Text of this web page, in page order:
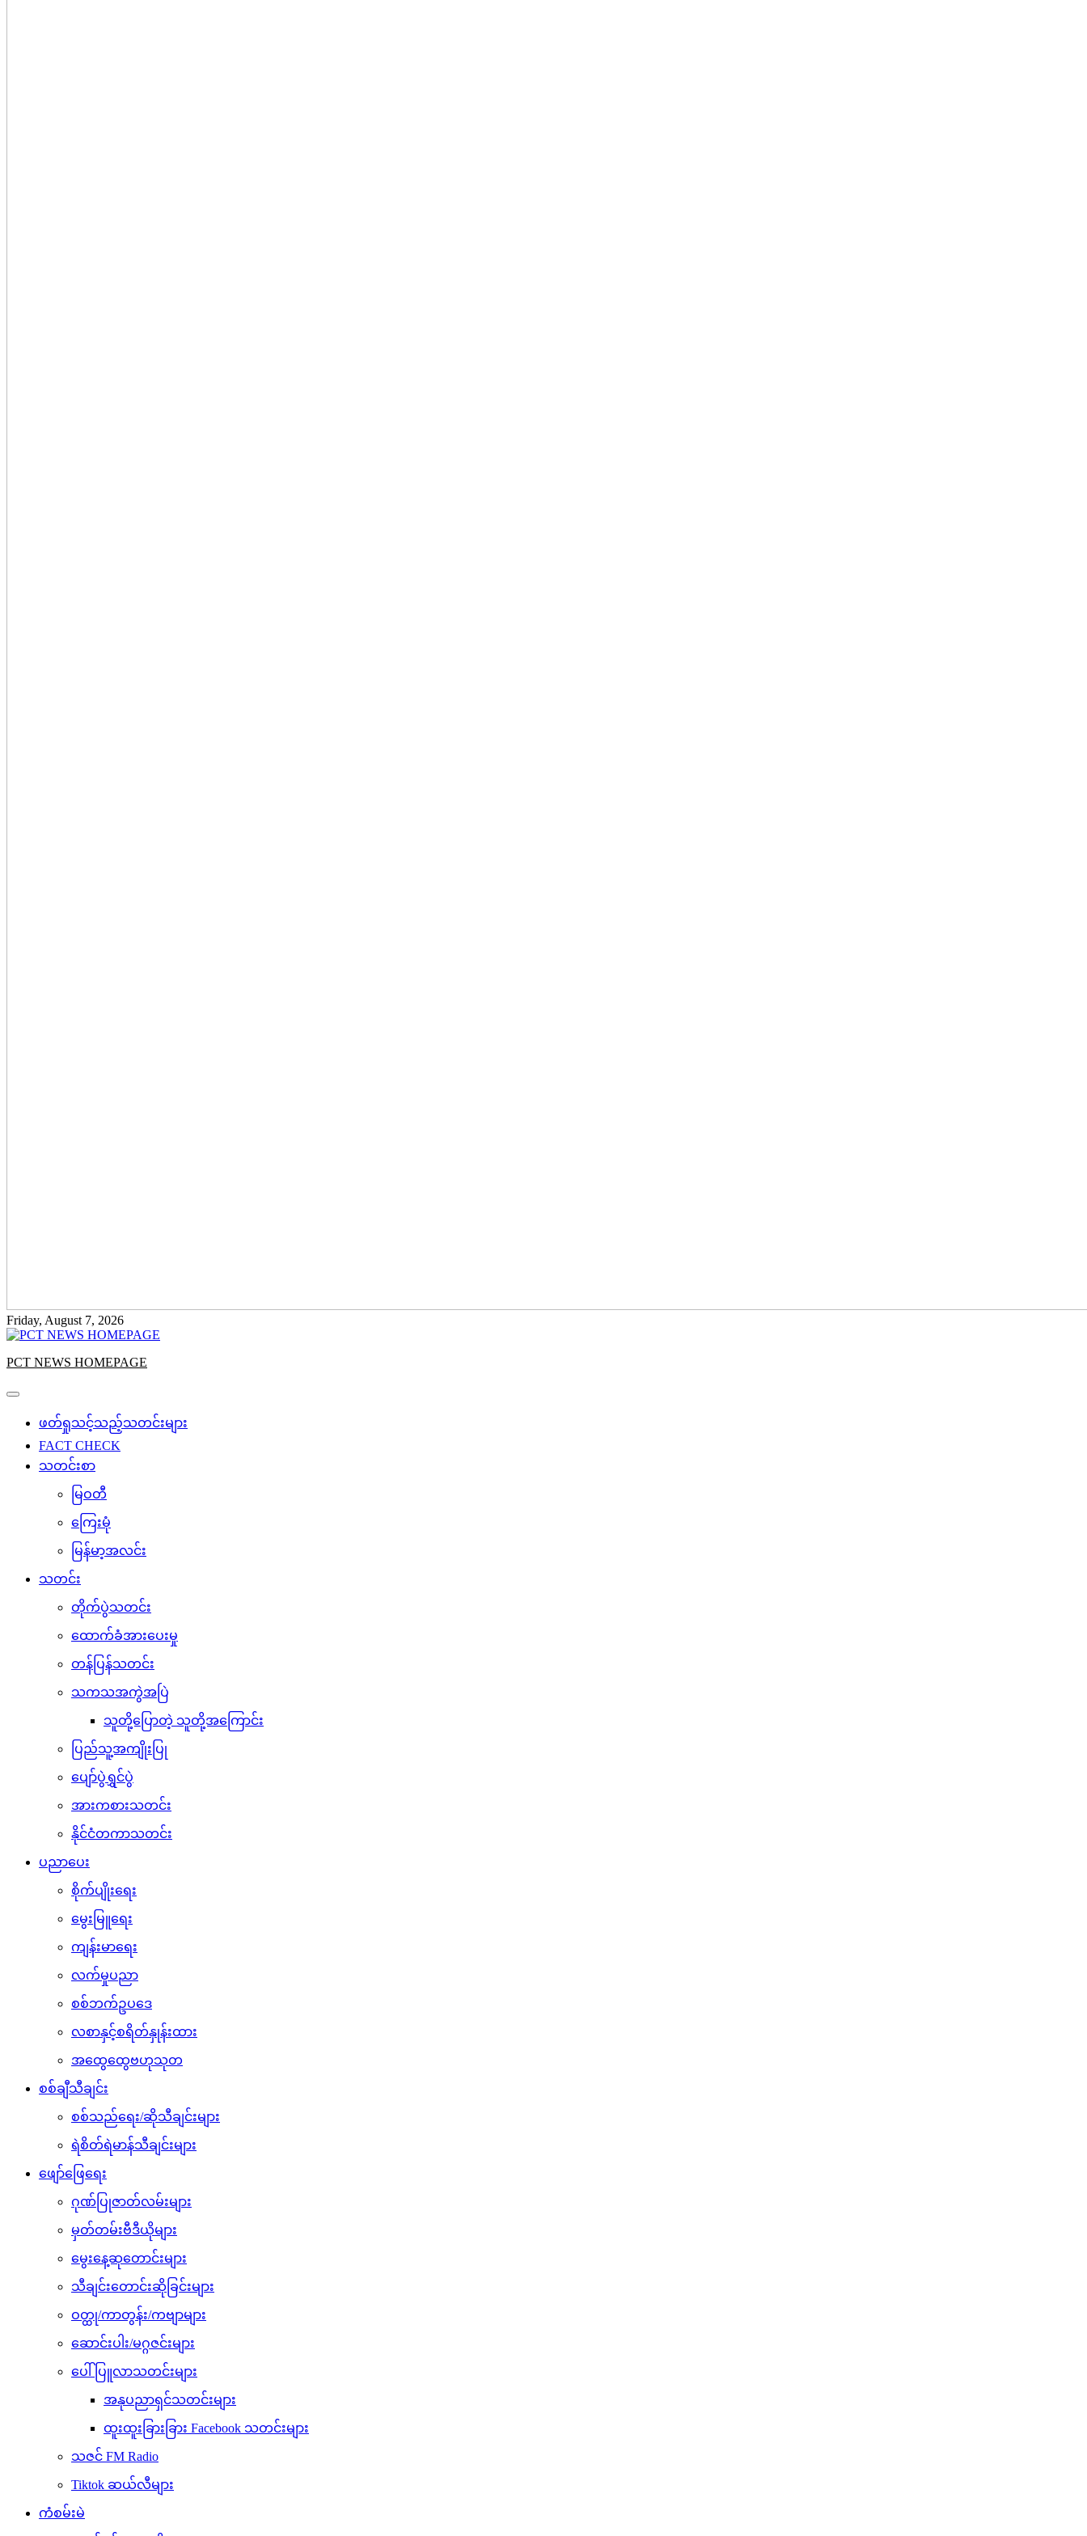
Friday, August 7, 2026
PCT NEWS HOMEPAGE
ဖတ်ရှုသင့်သည့်သတင်းများ
FACT CHECK
သတင်းစာ
မြဝတီ
ကြေးမုံ
မြန်မာ့အလင်း
သတင်း
တိုက်ပွဲသတင်း
ထောက်ခံအားပေးမှု
တန်ပြန်သတင်း
သကသအကွဲအပြဲ
သူတို့ပြောတဲ့ သူတို့အကြောင်း
ပြည်သူ့အကျိုးပြု
ပျော်ပွဲရွှင်ပွဲ
အားကစားသတင်း
နိုင်ငံတကာသတင်း
ပညာပေး
စိုက်ပျိုးရေး
မွေးမြူရေး
ကျန်းမာရေး
လက်မှုပညာ
စစ်ဘက်ဥပဒေ
လစာနှင့်စရိတ်နှုန်းထား
အထွေထွေဗဟုသုတ
စစ်ချီသီချင်း
စစ်သည်ရေး/ဆိုသီချင်းများ
ရဲစိတ်ရဲမာန်သီချင်းများ
ဖျော်ဖြေရေး
ဂုဏ်ပြုဇာတ်လမ်းများ
မှတ်တမ်းဗီဒီယိုများ
မွေးနေ့ဆုတောင်းများ
သီချင်းတောင်းဆိုခြင်းများ
ဝတ္ထု/ကာတွန်း/ကဗျာများ
ဆောင်းပါး/မဂ္ဂဇင်းများ
ပေါ်ပြူလာသတင်းများ
အနုပညာရှင်သတင်းများ
ထူးထူးခြားခြား Facebook သတင်းများ
သဇင် FM Radio
Tiktok ဆယ်လီများ
ကံစမ်းမဲ